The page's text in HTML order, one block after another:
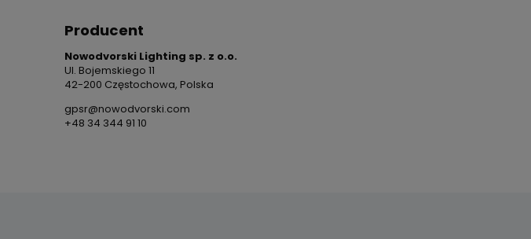
Producent
Nowodvorski Lighting sp. z o.o.
Ul. Bojemskiego 11
42-200 Częstochowa, Polska
gpsr@nowodvorski.com
+48 34 344 91 10